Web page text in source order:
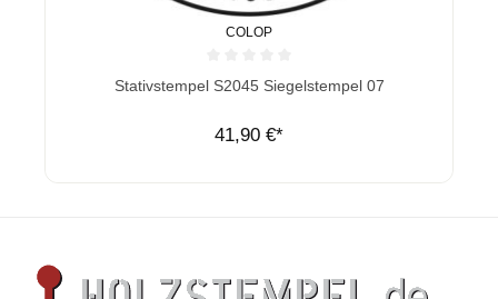
COLOP
Durchschnittliche Bewertung von 0 von 5 Sternen
Stativstempel S2045 Siegelstempel 07
41,90 €*